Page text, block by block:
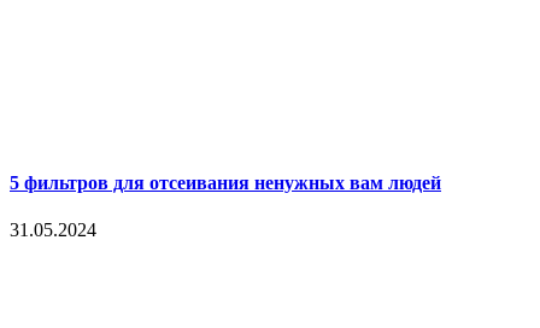
5 фильтров для отсеивания ненужных вам людей
31.05.2024